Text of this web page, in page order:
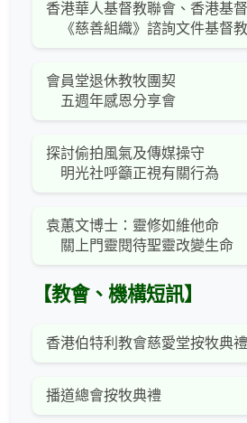
香港華人基督教聯會、香港基
《慈善組織》諮詢文件基督
會員堂退休教牧團契
五週年感恩分享會
探討偷拍風氣及傳媒操守
明光社呼籲正視有關行為
袁蕙文博士：靈修如維他命
關上門靈閱待聖靈改變生命
【教會、機構短訊】
香港伯特利教會慈愛堂按牧典禮
播道總會按牧典禮